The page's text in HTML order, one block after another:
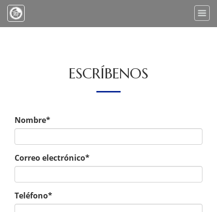
Toggle
ESCRÍBENOS
Nombre*
Correo electrónico*
Teléfono*